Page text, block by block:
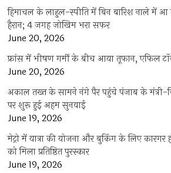
हिमाचल के लाहुल-स्पीति में बिन बारिश नाले में आ
हैरान; 4 जगह जोखिम भरा सफर
June 20, 2026
फ्रांस में भीषण गर्मी के बीच आया तूफान, एफिल
June 20, 2026
अकाल तख्त के सामने नंगे पैर पहुंचे पंजाब के मंत्री-
पर शुरू हुई अहम सुनवाई
June 19, 2026
मेट्रो में यात्रा की योजना और बुकिंग के लिए कारगर
को मिला प्रतिष्ठित पुरस्कार
June 19, 2026